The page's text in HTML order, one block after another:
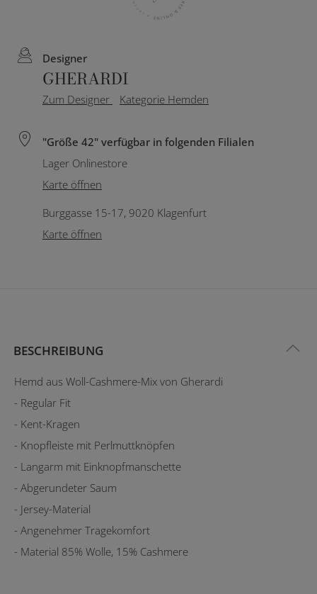
Designer
GHERARDI
Zum Designer Kategorie Hemden
"Größe 42" verfügbar in folgenden Filialen
Lager Onlinestore
Karte öffnen
Burggasse 15-17, 9020 Klagenfurt
Karte öffnen
BESCHREIBUNG
Hemd aus Woll-Cashmere-Mix von Gherardi
- Regular Fit
- Kent-Kragen
- Knopfleiste mit Perlmuttknöpfen
- Langarm mit Einknopfmanschette
- Abgerundeter Saum
- Jersey-Material
- Angenehmer Tragekomfort
- Material 85% Wolle, 15% Cashmere